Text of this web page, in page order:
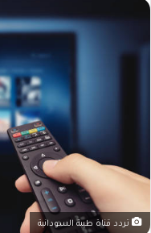
تردد قناة طيبة السودانية